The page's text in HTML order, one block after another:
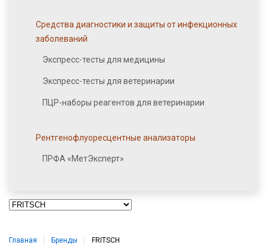
Средства диагностики и защиты от инфекционных
заболеваний
Экспресс-тесты для медицины
Экспресс-тесты для ветеринарии
ПЦР-наборы реагентов для ветеринарии
Рентгенофлуоресцентные анализаторы
ПРФА «МетЭксперт»
Главная Бренды FRITSCH